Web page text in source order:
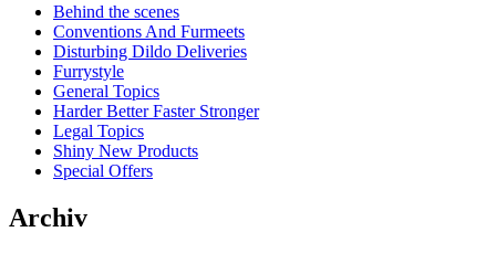
Behind the scenes
Conventions And Furmeets
Disturbing Dildo Deliveries
Furrystyle
General Topics
Harder Better Faster Stronger
Legal Topics
Shiny New Products
Special Offers
Archiv